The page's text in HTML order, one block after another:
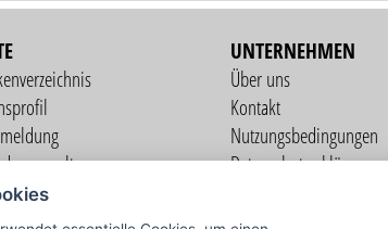
UNTERNEHMEN
Über uns
Kontakt
Nutzungsbedingungen
Datenschutzerklärung